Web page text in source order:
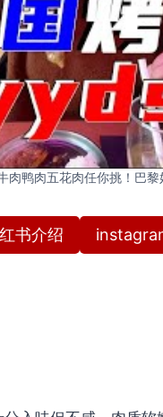
肉鸭肉五花肉任你挑！巴黎
书介绍